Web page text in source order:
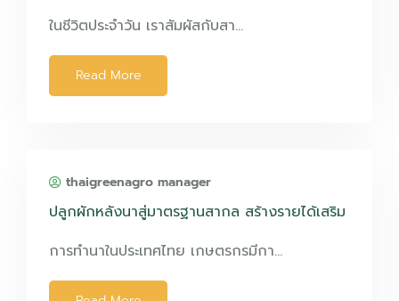
ในชีวิตประจำวัน เราสัมผัสกับสา…
Read More
thaigreenagro manager
ปลูกผักหลังนาสู่มาตรฐานสากล สร้างรายได้เสริม
การทำนาในประเทศไทย เกษตรกรมีกา…